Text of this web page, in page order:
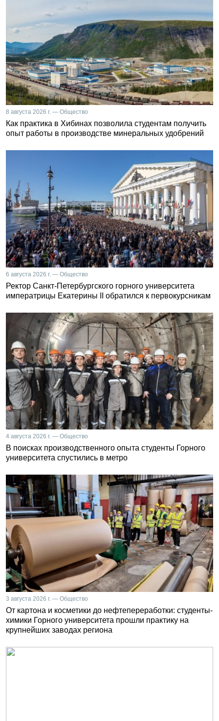
8 августа 2026 г. — Общество
Как практика в Хибинах позволила студентам получить
опыт работы в производстве минеральных удобрений
6 августа 2026 г. — Общество
Ректор Санкт-Петербургского горного университета
императрицы Екатерины II обратился к первокурсникам
4 августа 2026 г. — Общество
В поисках производственного опыта студенты Горного
университета спустились в метро
3 августа 2026 г. — Общество
От картона и косметики до нефтепереработки: студенты-
химики Горного университета прошли практику на
крупнейших заводах региона